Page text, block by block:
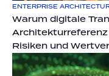
ENTERPRISE
Warum digitale
Risiken und